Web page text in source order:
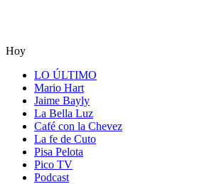
Hoy
LO ÚLTIMO
Mario Hart
Jaime Bayly
La Bella Luz
Café con la Chevez
La fe de Cuto
Pisa Pelota
Pico TV
Podcast